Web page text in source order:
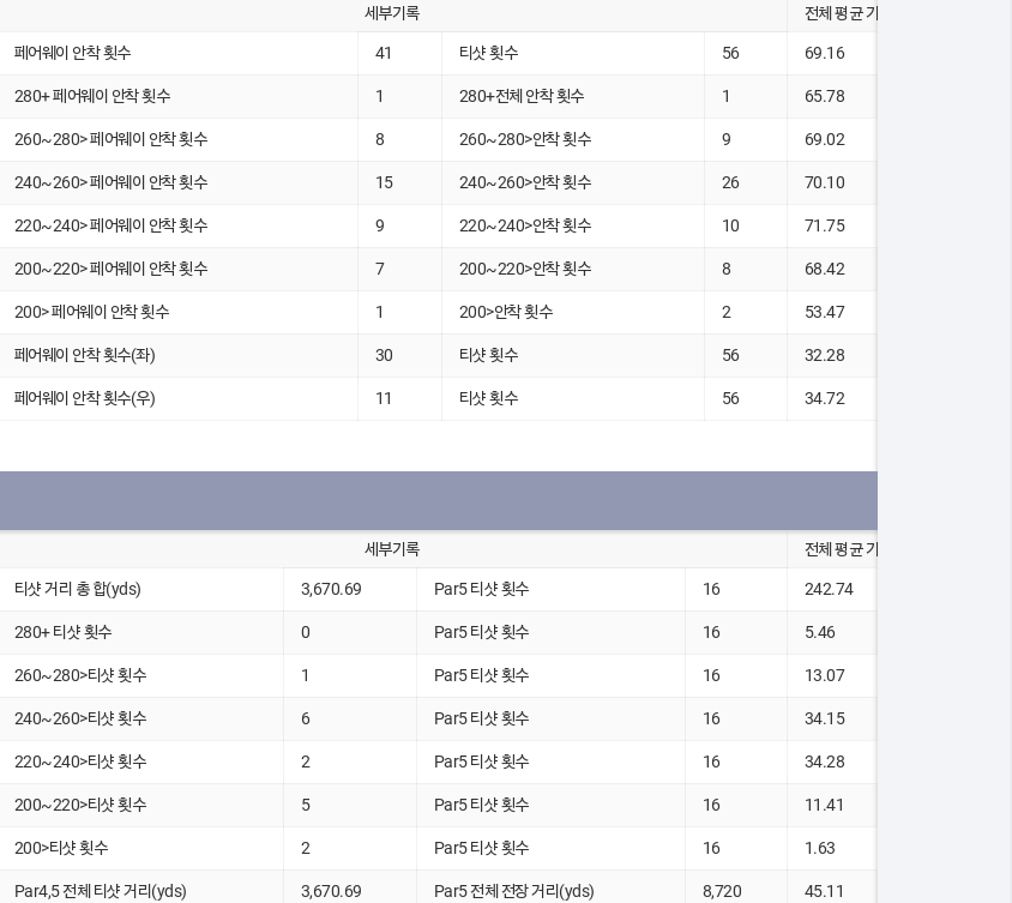
세부기록 전체 평균 기록
페어웨이 안착 횟수 41 티샷 횟수 56 69.16
280+ 페어웨이 안착 횟수 1 280+전체 안착 횟수 1 65.78
260~280> 페어웨이 안착 횟수 8 260~280>안착 횟수 9 69.02
240~260> 페어웨이 안착 횟수 15 240~260>안착 횟수 26 70.10
220~240> 페어웨이 안착 횟수 9 220~240>안착 횟수 10 71.75
200~220> 페어웨이 안착 횟수 7 200~220>안착 횟수 8 68.42
200> 페어웨이 안착 횟수 1 200>안착 횟수 2 53.47
페어웨이 안착 횟수(좌) 30 티샷 횟수 56 32.28
페어웨이 안착 횟수(우) 11 티샷 횟수 56 34.72
세부기록 전체 평균 기록
티샷 거리 총 합(yds) 3,670.69 Par5 티샷 횟수 16 242.74
280+ 티샷 횟수 0 Par5 티샷 횟수 16 5.46
260~280>티샷 횟수 1 Par5 티샷 횟수 16 13.07
240~260>티샷 횟수 6 Par5 티샷 횟수 16 34.15
220~240>티샷 횟수 2 Par5 티샷 횟수 16 34.28
200~220>티샷 횟수 5 Par5 티샷 횟수 16 11.41
200>티샷 횟수 2 Par5 티샷 횟수 16 1.63
Par4,5 전체 티샷 거리(yds) 3,670.69 Par5 전체 전장 거리(yds) 8,720 45.11